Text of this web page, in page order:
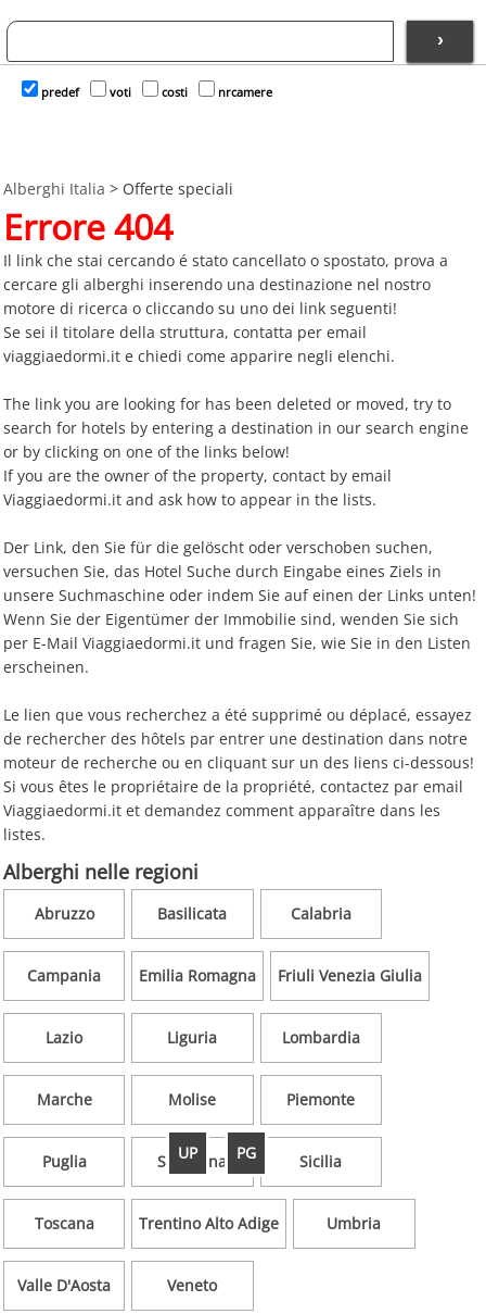
›
predef voti costi nrcamere
UP PG
Alberghi Italia > Offerte speciali
Errore 404
Il link che stai cercando é stato cancellato o spostato, prova a
cercare gli alberghi inserendo una destinazione nel nostro
motore di ricerca o cliccando su uno dei link seguenti!
Se sei il titolare della struttura, contatta per email
viaggiaedormi.it e chiedi come apparire negli elenchi.
The link you are looking for has been deleted or moved, try to
search for hotels by entering a destination in our search engine
or by clicking on one of the links below!
If you are the owner of the property, contact by email
Viaggiaedormi.it and ask how to appear in the lists.
Der Link, den Sie für die gelöscht oder verschoben suchen,
versuchen Sie, das Hotel Suche durch Eingabe eines Ziels in
unsere Suchmaschine oder indem Sie auf einen der Links unten!
Wenn Sie der Eigentümer der Immobilie sind, wenden Sie sich
per E-Mail Viaggiaedormi.it und fragen Sie, wie Sie in den Listen
erscheinen.
Le lien que vous recherchez a été supprimé ou déplacé, essayez
de rechercher des hôtels par entrer une destination dans notre
moteur de recherche ou en cliquant sur un des liens ci-dessous!
Si vous êtes le propriétaire de la propriété, contactez par email
Viaggiaedormi.it et demandez comment apparaître dans les
listes.
Alberghi nelle regioni
Abruzzo Basilicata Calabria
Campania Emilia Romagna Friuli Venezia Giulia
Lazio Liguria Lombardia
Marche Molise Piemonte
Puglia Sardegna Sicilia
Toscana Trentino Alto Adige Umbria
Valle D'Aosta Veneto